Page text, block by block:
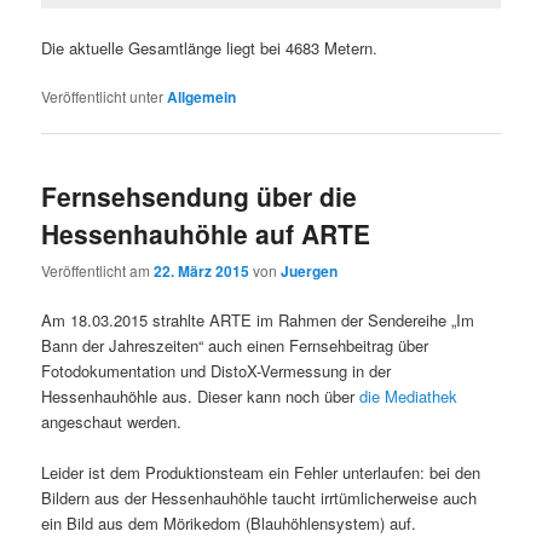
Die aktuelle Gesamtlänge liegt bei 4683 Metern.
Veröffentlicht unterAllgemein
Fernsehsendung über die
Hessenhauhöhle auf ARTE
Veröffentlicht am22. März 2015vonJuergen
Am 18.03.2015 strahlte ARTE im Rahmen der Sendereihe „Im
Bann der Jahreszeiten“ auch einen Fernsehbeitrag über
Fotodokumentation und DistoX-Vermessung in der
Hessenhauhöhle aus. Dieser kann noch überdie Mediathek
angeschaut werden.
Leider ist dem Produktionsteam ein Fehler unterlaufen: bei den
Bildern aus der Hessenhauhöhle taucht irrtümlicherweise auch
ein Bild aus dem Mörikedom (Blauhöhlensystem) auf.